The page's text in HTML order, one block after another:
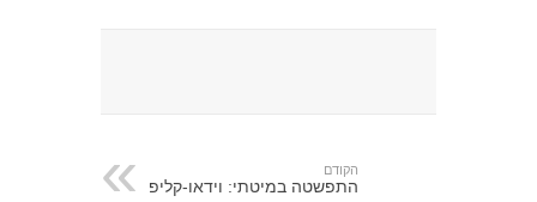
הקודם
התפשטה במיטתי: וידאו-קליפ